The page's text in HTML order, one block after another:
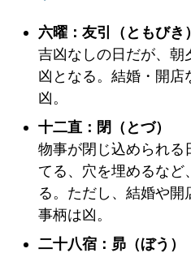
六曜：友引（ともびき）
吉凶なしの日だが、朝
凶となる。結婚・開店
凶。
十二直：閉（とづ）
物事が閉じ込められる
てる、穴を埋めるなど
る。ただし、結婚や
事柄は凶。
二十八宿：昴（ぼう）